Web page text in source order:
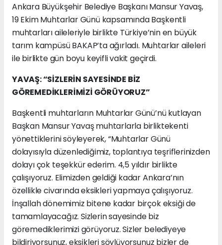
Ankara Büyükşehir Belediye Başkanı Mansur Yavaş,
19 Ekim Muhtarlar Günü kapsamında Başkentli
muhtarları aileleriyle birlikte Türkiye’nin en büyük
tarım kampüsü BAKAP’ta ağırladı. Muhtarlar aileleri
ile birlikte gün boyu keyifli vakit geçirdi.
YAVAŞ: “SİZLERİN SAYESİNDE BİZ
GÖREMEDİKLERİMİZİ GÖRÜYORUZ”
Başkentli muhtarların Muhtarlar Günü’nü kutlayan
Başkan Mansur Yavaş muhtarlarla birliktekenti
yönettiklerini söyleyerek, “Muhtarlar Günü
dolayısıyla düzenlediğimiz, toplantıya teşriflerinizden
dolayı çok teşekkür ederim. 4,5 yıldır birlikte
çalışıyoruz. Elimizden geldiği kadar Ankara’nın
özellikle civarında eksikleri yapmaya çalışıyoruz.
İnşallah dönemimiz bitene kadar birçok eksiği de
tamamlayacağız. Sizlerin sayesinde biz
göremediklerimizi görüyoruz. Sizler belediyeye
bildiriyorsunuz, eksikleri söylüyorsunuz bizler de